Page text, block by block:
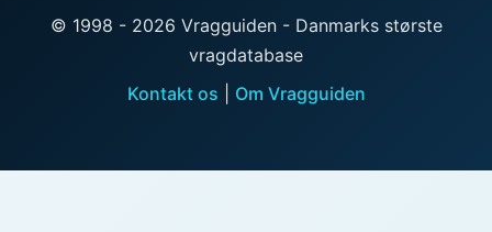
© 1998 - 2026 Vragguiden - Danmarks største
vragdatabase
Kontakt os
Om Vragguiden